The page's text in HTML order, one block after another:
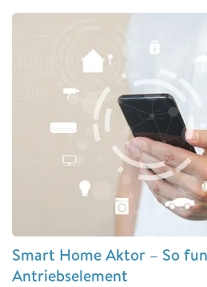
Smart Home Aktor – So
Antriebselement